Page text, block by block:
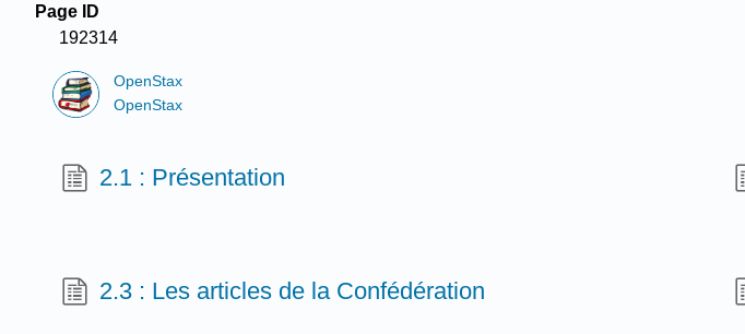
Page ID
192314
OpenStax
OpenStax
2.1 : Présentation
2.3 : Les articles de la Confédération